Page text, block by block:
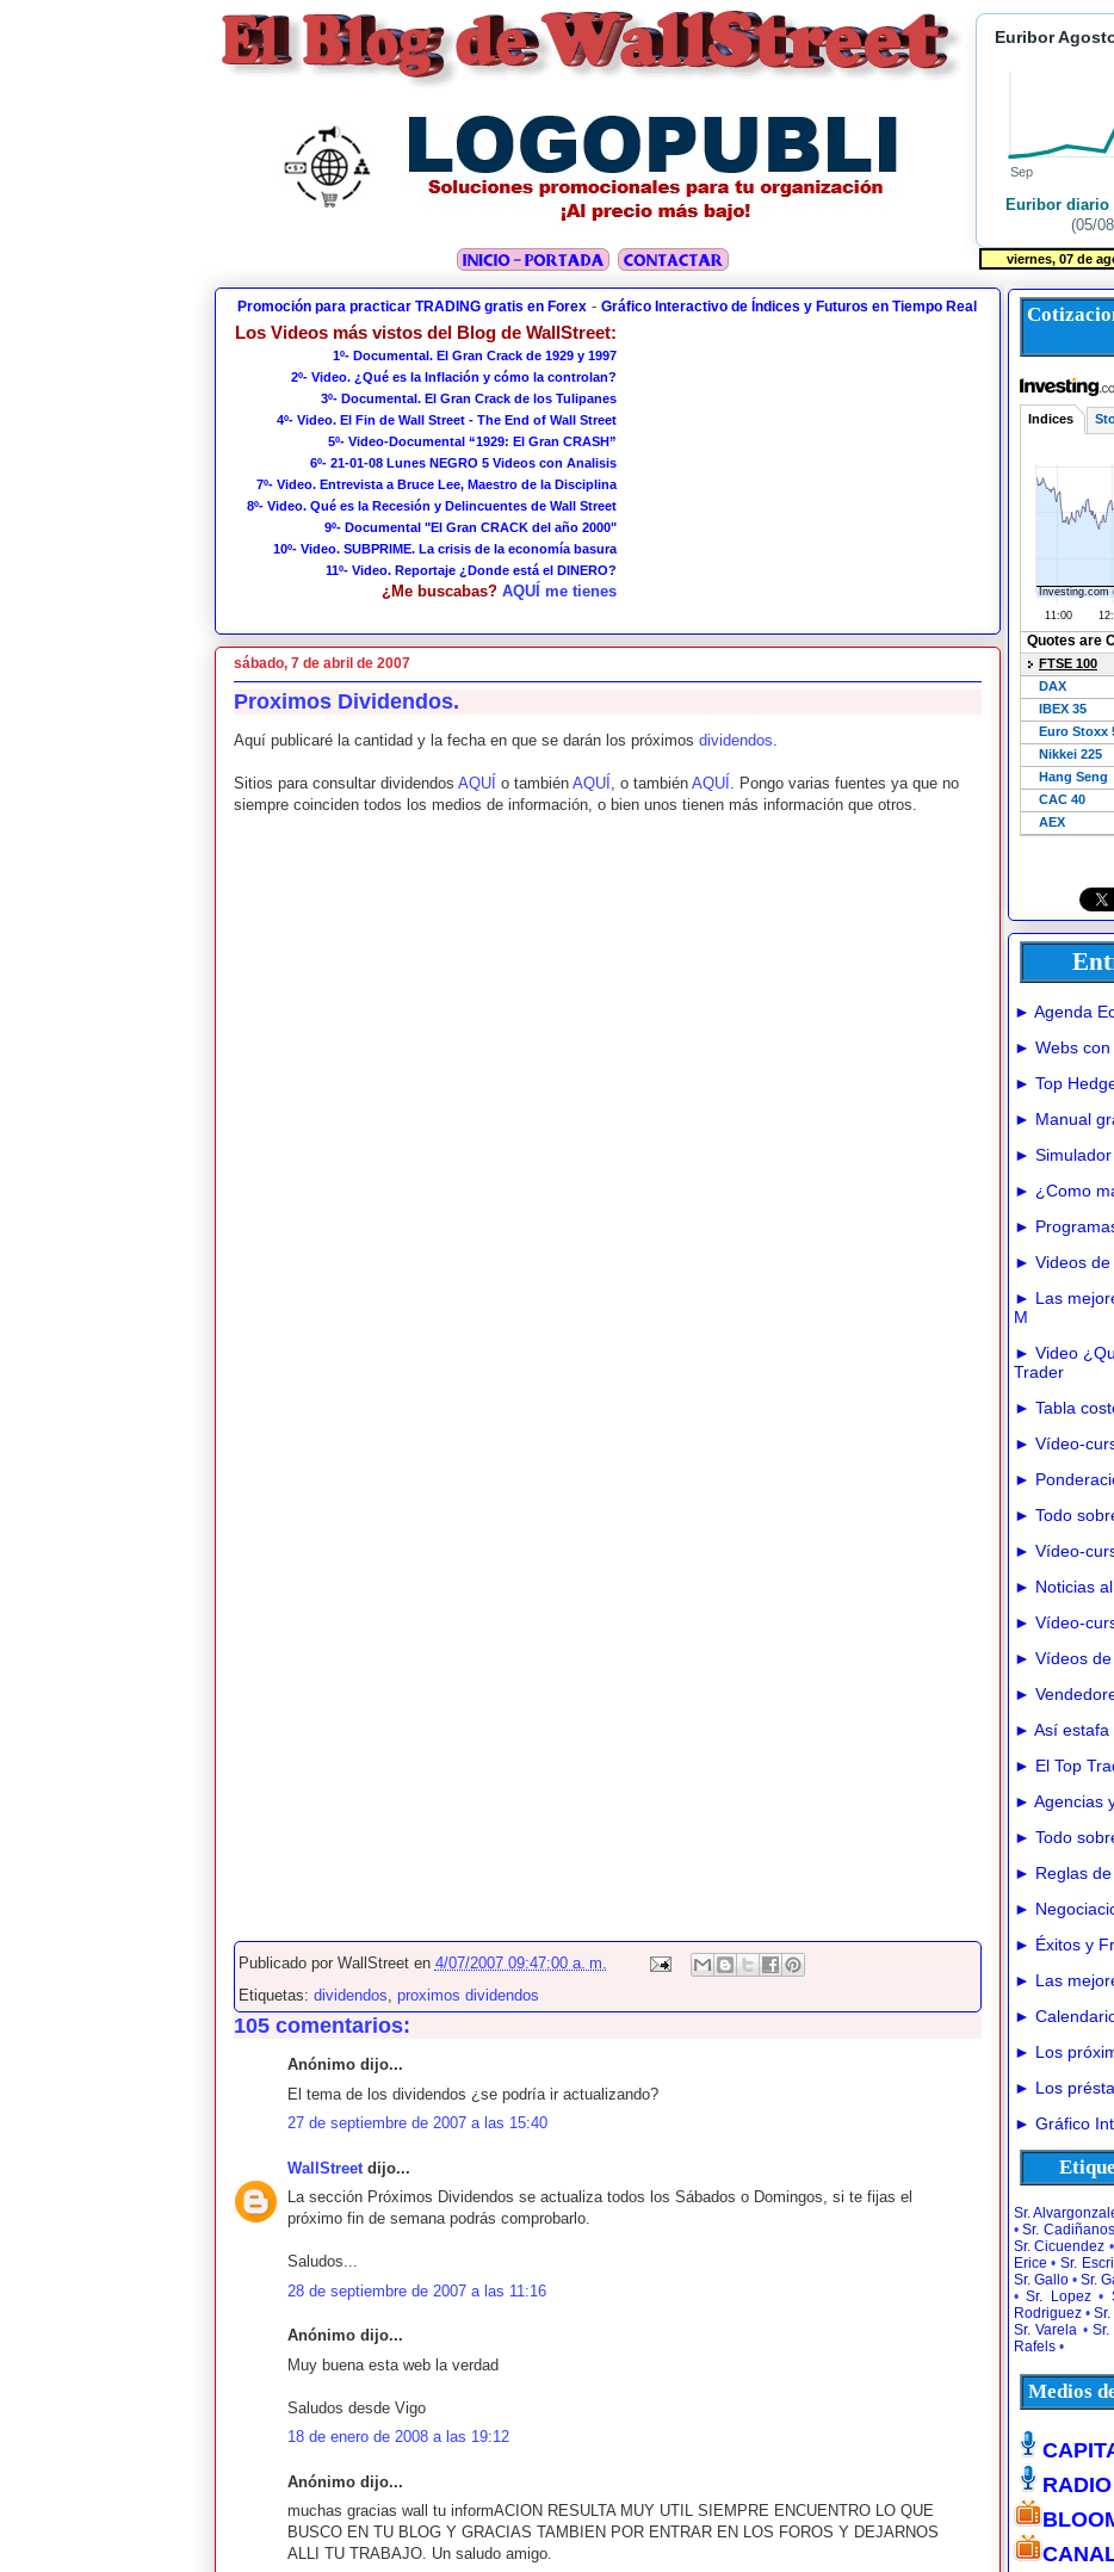
Euribor
Sep
Euribor diario
(05/
Promoción para practicar TRADING gratis en Forex - Gráfico Interactivo de Índices y Futuros en Tiempo Real
Los Videos más vistos del Blog de WallStreet:
1º- Documental. El Gran Crack de 1929 y 1997
2º- Video. ¿Qué es la Inflación y cómo la controlan?
3º- Documental. El Gran Crack de los Tulipanes
4º- Video. El Fin de Wall Street - The End of Wall Street
5º- Video-Documental “1929: El Gran CRASH”
6º- 21-01-08 Lunes NEGRO 5 Videos con Analisis
7º- Video. Entrevista a Bruce Lee, Maestro de la Disciplina
8º- Video. Qué es la Recesión y Delincuentes de Wall Street
9º- Documental "El Gran CRACK del año 2000"
10º- Video. SUBPRIME. La crisis de la economía basura
11º- Video. Reportaje ¿Donde está el DINERO?
¿Me buscabas? AQUÍ me tienes
sábado, 7 de abril de 2007
Proximos Dividendos.
Aquí publicaré la cantidad y la fecha en que se darán los próximos dividendos.
Sitios para consultar dividendos AQUÍ o también AQUÍ , o también AQUÍ . Pongo varias fuentes ya que no
siempre coinciden todos los medios de información, o bien unos tienen más información que otros.
Publicado por WallStreet en 4/07/2007 09:47:00 a. m.
Etiquetas: dividendos, proximos dividendos
105 comentarios:
Anónimo dijo...
El tema de los dividendos ¿se podría ir actualizando?
27 de septiembre de 2007 a las 15:40
WallStreetdijo...
La sección Próximos Dividendos se actualiza todos los Sábados o Domingos, si te fijas el
próximo fin de semana podrás comprobarlo.
Saludos...
28 de septiembre de 2007 a las 11:16
Anónimo dijo...
Muy buena esta web la verdad
Saludos desde Vigo
18 de enero de 2008 a las 19:12
Anónimo dijo...
muchas gracias wall tu informACION RESULTA MUY UTIL SIEMPRE ENCUENTRO LO QUE
BUSCO EN TU BLOG Y GRACIAS TAMBIEN POR ENTRAR EN LOS FOROS Y DEJARNOS
ALLI TU TRABAJO. Un saludo amigo.
► Agenda
► Webs con
► Top
► Manual
► Simulador
► ¿Como
►
► Videos de
► Las
M
► Video
Trader
► Tabla
► Vídeo-
►
► Todo
► Vídeo-
► Noticias
► Vídeo-
► Vídeos de
►
► Así estafa
► El Top
► Agencias
► Todo
► Reglas de
►
► Éxitos y
► Las
►
► Los
► Los
► Gráfico
Sr.
•Sr. Cadiñanos
Sr. Cicuendez
Erice • Sr.
Sr. Gallo•Sr.
•Sr. Lopez•
Rodriguez•
Sr. Varela • Sr.
Rafels•
Medios